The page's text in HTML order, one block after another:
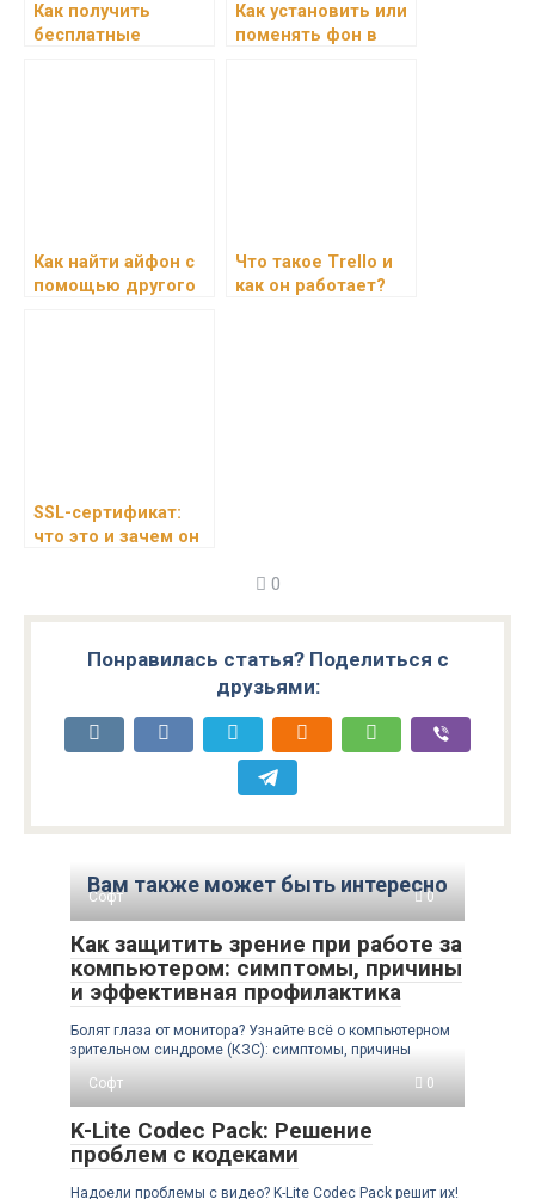
Как получить
бесплатные
Как установить или
поменять фон в
Как найти айфон с
помощью другого
Что такое Trello и
как он работает?
SSL-сертификат:
что это и зачем он
0
Понравилась статья? Поделиться с
друзьями:
Вам также может быть интересно
Софт 0
Как защитить зрение при работе за
компьютером: симптомы, причины
и эффективная профилактика
Болят глаза от монитора? Узнайте всё о компьютерном
зрительном синдроме (КЗС): симптомы, причины
Софт
0
K-Lite Codec Pack: Решение
проблем с кодеками
Надоели проблемы с видео? K-Lite Codec Pack решит их!